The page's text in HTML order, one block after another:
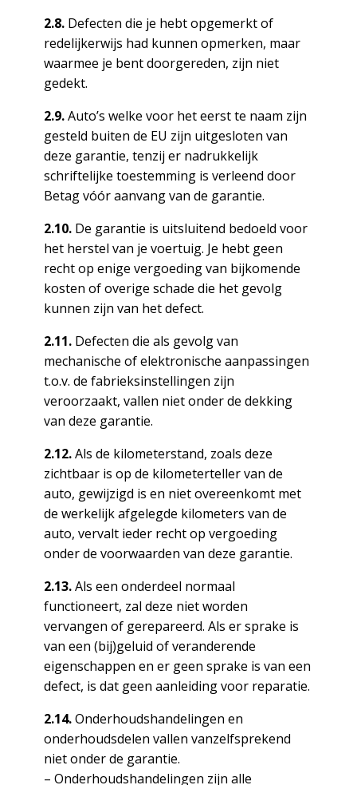
2.8.Defecten die je hebt opgemerkt of
redelijkerwijs had kunnen opmerken, maar
waarmee je bent doorgereden, zijn niet
gedekt.
2.9.Auto’s welke voor het eerst te naam zijn
gesteld buiten de EU zijn uitgesloten van
deze garantie, tenzij er nadrukkelijk
schriftelijke toestemming is verleend door
Betag vóór aanvang van de garantie.
2.10.De garantie is uitsluitend bedoeld voor
het herstel van je voertuig. Je hebt geen
recht op enige vergoeding van bijkomende
kosten of overige schade die het gevolg
kunnen zijn van het defect.
2.11.Defecten die als gevolg van
mechanische of elektronische aanpassingen
t.o.v. de fabrieksinstellingen zijn
veroorzaakt, vallen niet onder de dekking
van deze garantie.
2.12.Als de kilometerstand, zoals deze
zichtbaar is op de kilometerteller van de
auto, gewijzigd is en niet overeenkomt met
de werkelijk afgelegde kilometers van de
auto, vervalt ieder recht op vergoeding
onder de voorwaarden van deze garantie.
2.13.Als een onderdeel normaal
functioneert, zal deze niet worden
vervangen of gerepareerd. Als er sprake is
van een (bij)geluid of veranderende
eigenschappen en er geen sprake is van een
defect, is dat geen aanleiding voor reparatie.
2.14.Onderhoudshandelingen en
onderhoudsdelen vallen vanzelfsprekend
niet onder de garantie.
– Onderhoudshandelingen zijn alle